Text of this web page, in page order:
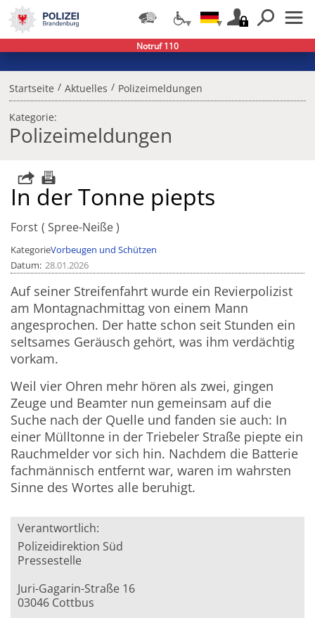
Startseite / Aktuelles / Polizeimeldungen
Kategorie:
Polizeimeldungen
In der Tonne piepts
Forst Spree-Neiße
KategorieVorbeugen und Schützen
Datum 28.01.2026
Auf seiner Streifenfahrt wurde ein Revierpolizist
am Montagnachmittag von einem Mann
angesprochen. Der hatte schon seit Stunden ein
seltsames Geräusch gehört, was ihm verdächtig
vorkam.
Weil vier Ohren mehr hören als zwei, gingen
Zeuge und Beamter nun gemeinsam auf die
Suche nach der Quelle und fanden sie auch: In
einer Mülltonne in der Triebeler Straße piepte ein
Rauchmelder vor sich hin. Nachdem die Batterie
fachmännisch entfernt war, waren im wahrsten
Sinne des Wortes alle beruhigt.
Verantwortlich:
Polizeidirektion Süd
Pressestelle
Juri-Gagarin-Straße 16
03046 Cottbus
Notruf 110